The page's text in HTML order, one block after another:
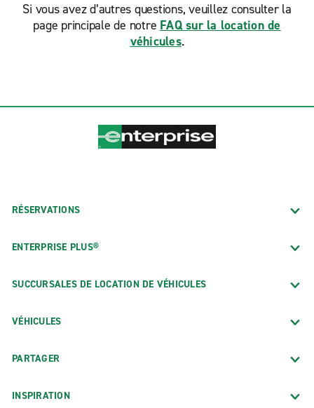
Si vous avez d’autres questions, veuillez consulter la
page principale de notre FAQ sur la location de
véhicules.
RÉSERVATIONS
ENTERPRISE PLUS®
SUCCURSALES DE LOCATION DE VÉHICULES
VÉHICULES
PARTAGER
INSPIRATION